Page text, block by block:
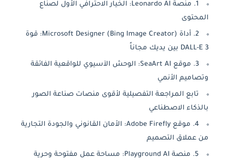
1. منصة Leonardo AI: الخيار الاحترافي الأول لصناع
المحتوى
2. أداة Microsoft Designer (Bing Image Creator): قوة
DALL-E 3 بين يديك مجاناً
3. موقع SeaArt AI: الوحش الآسيوي للواقعية الفائقة
وتصاميم الأنمي
تابع المراجعة التفصيلية لأقوى منصات صناعة الصور
بالذكاء الاصطناعي
4. موقع Adobe Firefly: الأمان القانوني والجودة التجارية
من عملاق التصميم
5. منصة Playground AI: مساحة عمل مفتوحة وحرية